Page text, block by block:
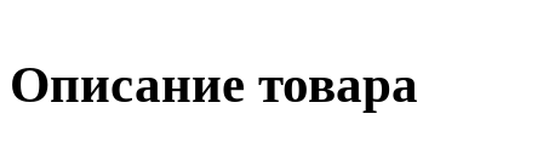
Описание товара